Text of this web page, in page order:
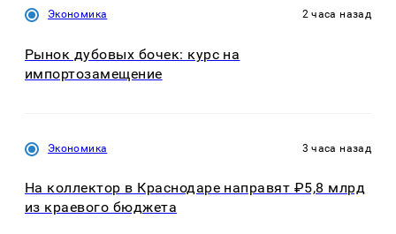
Экономика 2 часа назад
Рынок дубовых бочек: курс на
импортозамещение
Экономика 3 часа назад
На коллектор в Краснодаре направят ₽5,8 млрд
из краевого бюджета